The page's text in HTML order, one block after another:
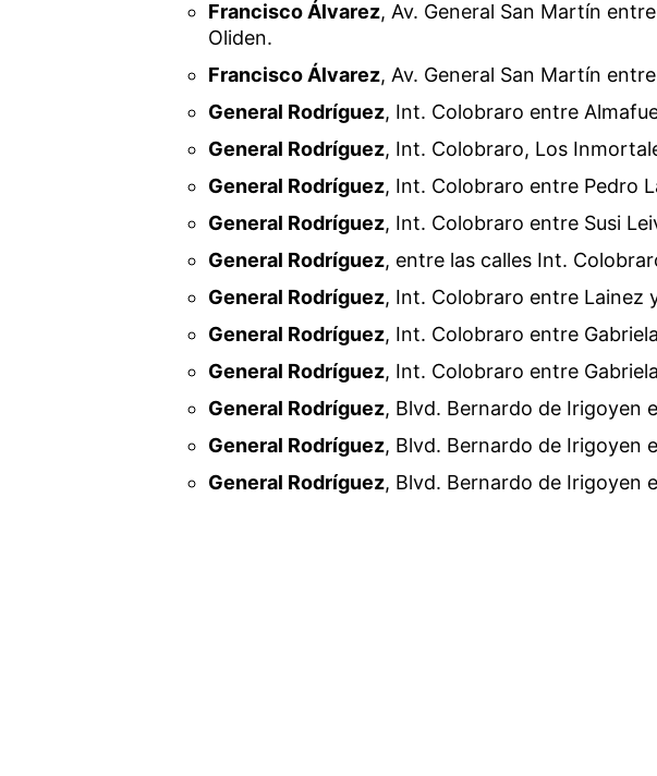
Francisco Álvarez, Av. General San Martín
Oliden.
Francisco Álvarez, Av. General San Martín
General Rodríguez, Int. Colobraro entre
General Rodríguez, Int. Colobraro, Los
General Rodríguez, Int. Colobraro entre Pedro
General Rodríguez, Int. Colobraro entre Susi
General Rodríguez, entre las calles Int.
General Rodríguez, Int. Colobraro entre Lainez
General Rodríguez, Int. Colobraro entre
General Rodríguez, Int. Colobraro entre
General Rodríguez, Blvd. Bernardo de Irigoyen
General Rodríguez, Blvd. Bernardo de Irigoyen
General Rodríguez, Blvd. Bernardo de Irigoyen